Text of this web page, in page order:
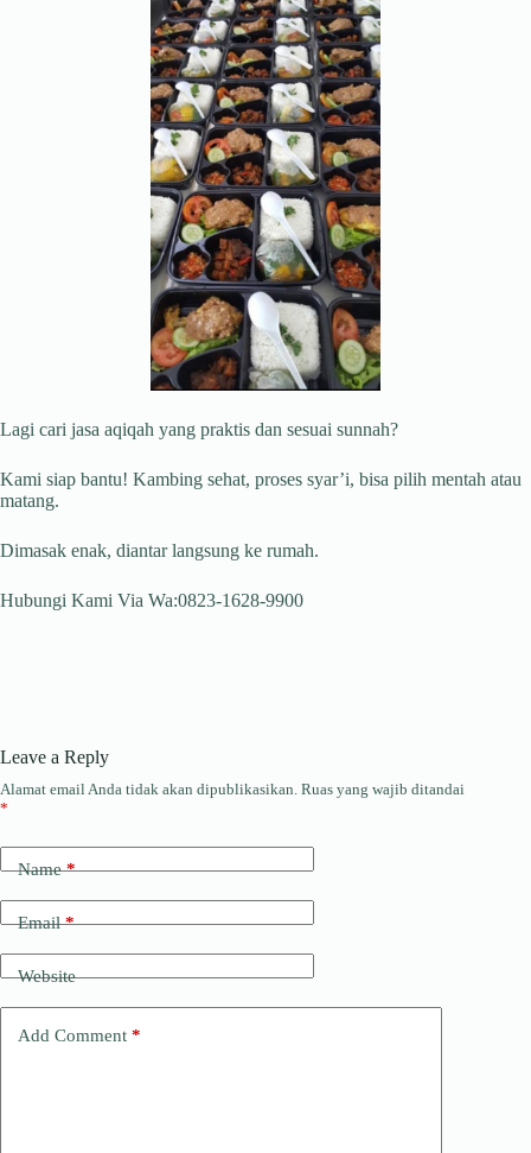
Lagi cari jasa aqiqah yang praktis dan sesuai sunnah?
Kami siap bantu! Kambing sehat, proses syar’i, bisa pilih mentah atau
matang.
Dimasak enak, diantar langsung ke rumah.
Hubungi Kami Via Wa:0823-1628-9900
Leave a Reply
Alamat email Anda tidak akan dipublikasikan. Ruas yang wajib ditandai
*
Name*
Email*
Website
Add Comment *